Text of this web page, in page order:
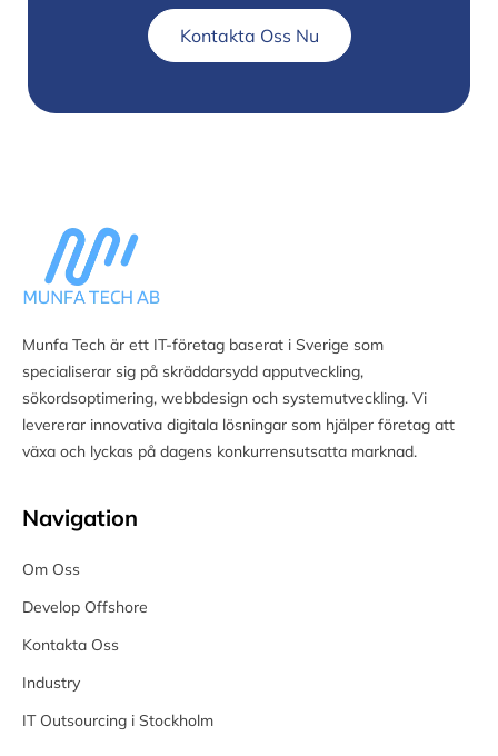
Kontakta Oss Nu
Munfa Tech är ett IT-företag baserat i Sverige som
specialiserar sig på skräddarsydd apputveckling,
sökordsoptimering, webbdesign och systemutveckling. Vi
levererar innovativa digitala lösningar som hjälper företag att
växa och lyckas på dagens konkurrensutsatta marknad.
Navigation
Om Oss
Develop Offshore
Kontakta Oss
Industry
IT Outsourcing i Stockholm